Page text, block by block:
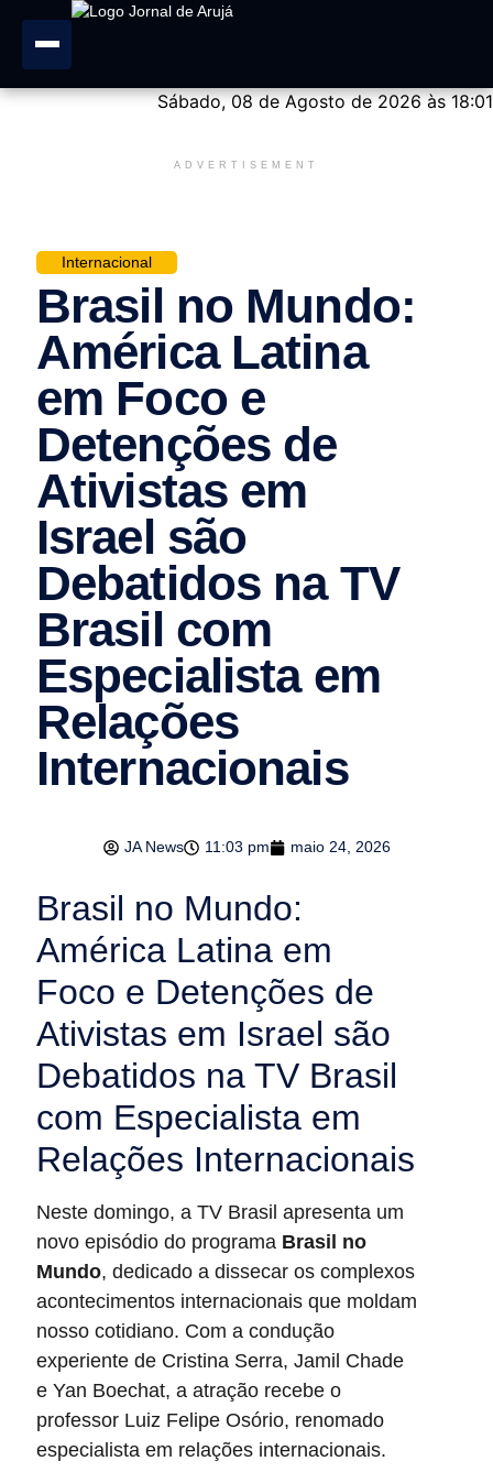
Sábado, 08 de Agosto de 2026 às 18:01
ADVERTISEMENT
Internacional
Brasil no Mundo:
América Latina
em Foco e
Detenções de
Ativistas em
Israel são
Debatidos na TV
Brasil com
Especialista em
Relações
Internacionais
JA News 11:03 pm maio 24, 2026
Brasil no Mundo:
América Latina em
Foco e Detenções de
Ativistas em Israel são
Debatidos na TV Brasil
com Especialista em
Relações Internacionais
Neste domingo, a TV Brasil apresenta um
novo episódio do programa Brasil no
Mundo, dedicado a dissecar os complexos
acontecimentos internacionais que moldam
nosso cotidiano. Com a condução
experiente de Cristina Serra, Jamil Chade
e Yan Boechat, a atração recebe o
professor Luiz Felipe Osório, renomado
especialista em relações internacionais.